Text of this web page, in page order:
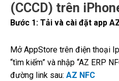
(CCCD) trên
Bước 1: Tải và cài đặt app
Mở AppStore trên điện thoại
“tìm kiếm” và nhập “AZ ERP
đường link sau: AZ NFC